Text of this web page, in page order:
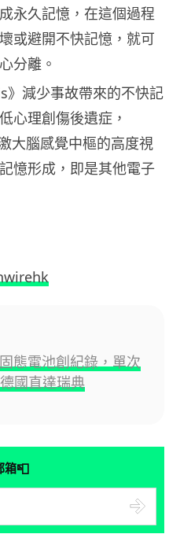
永久記憶，在這個過程
或避開不快記憶，就可
分離。
》減少事故帶來的不快記
心理創傷後遺症，
大腦感覺中樞的高度視
憶形成，即是其他電子
態電池創紀錄，單次
國直達瑞典
箱📮